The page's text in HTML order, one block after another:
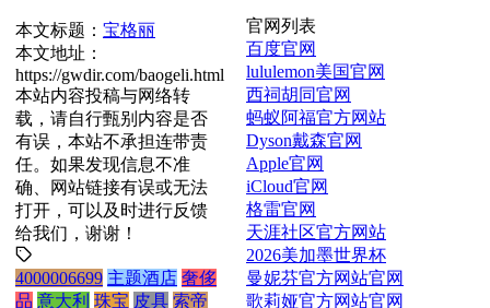
本文标题： 宝格丽
本文地址：
https://gwdir.com/baogeli.html
本站内容投稿与网络转
载，请自行甄别内容是否
有误，本站不承担连带责
任。如果发现信息不准
确、网站链接有误或无法
打开，可以及时进行反馈
给我们，谢谢！
4000006699 主题酒店 奢侈
品 意大利 珠宝 皮具 索帝
官网列表
百度官网
lululemon美国官网
西祠胡同官网
蚂蚁阿福官方网站
Dyson戴森官网
Apple官网
iCloud官网
格雷官网
天涯社区官方网站
2026美加墨世界杯
曼妮芬官方网站官网
歌莉娅官方网站官网